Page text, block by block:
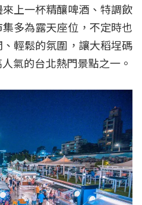
上一杯精釀啤酒、特調飲
多為露天座位，不定時也
輕鬆的氛圍，讓大稻埕碼
氣的台北熱門景點之一。